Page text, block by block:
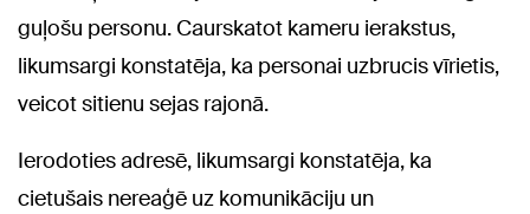
guļošu personu. Caurskatot kameru ierakstus,
likumsargi konstatēja, ka personai uzbrucis vīrietis,
veicot sitienu sejas rajonā.
Ierodoties adresē, likumsargi konstatēja, ka
cietušais nereaģē uz komunikāciju un